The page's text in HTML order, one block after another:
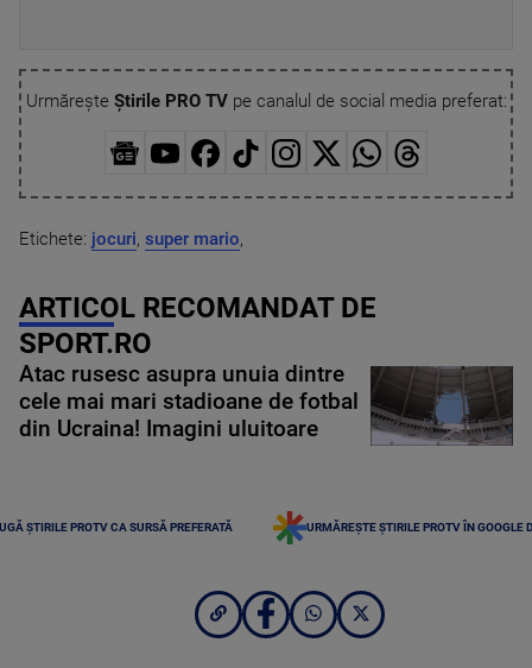
Urmărește Știrile PRO TVpe canalul de social media preferat:
Etichete: jocuri, super mario,
ARTICOL RECOMANDAT DE
SPORT.RO
Atac rusesc asupra unuia dintre
cele mai mari stadioane de fotbal
din Ucraina! Imagini uluitoare
ȘTIRILE PROTV CA SURSĂ PREFERATĂ URMĂREȘTE ȘTIRILE PROTV ÎN GOOGLE